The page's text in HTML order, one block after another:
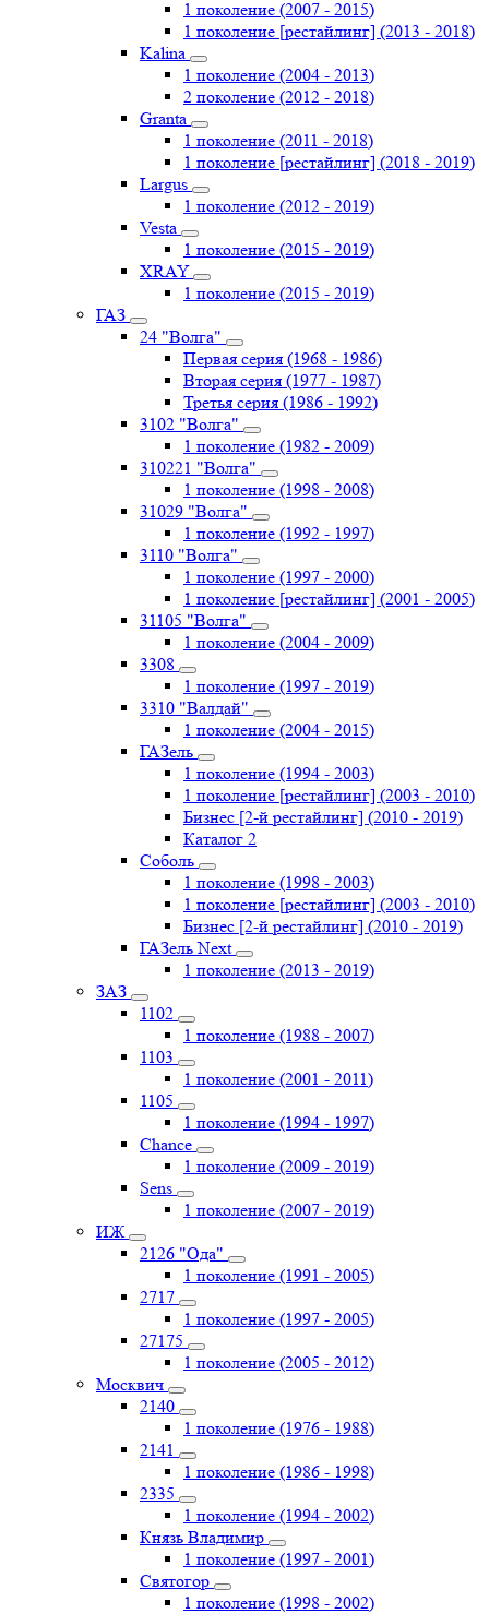
1 поколение (2007 - 2015)
1 поколение [рестайлинг] (2013 - 2018)
Kalina
1 поколение (2004 - 2013)
2 поколение (2012 - 2018)
Granta
1 поколение (2011 - 2018)
1 поколение [рестайлинг] (2018 - 2019)
Largus
1 поколение (2012 - 2019)
Vesta
1 поколение (2015 - 2019)
XRAY
1 поколение (2015 - 2019)
ГАЗ
24 "Волга"
Первая серия (1968 - 1986)
Вторая серия (1977 - 1987)
Третья серия (1986 - 1992)
3102 "Волга"
1 поколение (1982 - 2009)
310221 "Волга"
1 поколение (1998 - 2008)
31029 "Волга"
1 поколение (1992 - 1997)
3110 "Волга"
1 поколение (1997 - 2000)
1 поколение [рестайлинг] (2001 - 2005)
31105 "Волга"
1 поколение (2004 - 2009)
3308
1 поколение (1997 - 2019)
3310 "Валдай"
1 поколение (2004 - 2015)
ГАЗель
1 поколение (1994 - 2003)
1 поколение [рестайлинг] (2003 - 2010)
Бизнес [2-й рестайлинг] (2010 - 2019)
Каталог 2
Соболь
1 поколение (1998 - 2003)
1 поколение [рестайлинг] (2003 - 2010)
Бизнес [2-й рестайлинг] (2010 - 2019)
ГАЗель Next
1 поколение (2013 - 2019)
ЗАЗ
1102
1 поколение (1988 - 2007)
1103
1 поколение (2001 - 2011)
1105
1 поколение (1994 - 1997)
Chance
1 поколение (2009 - 2019)
Sens
1 поколение (2007 - 2019)
ИЖ
2126 "Ода"
1 поколение (1991 - 2005)
2717
1 поколение (1997 - 2005)
27175
1 поколение (2005 - 2012)
Москвич
2140
1 поколение (1976 - 1988)
2141
1 поколение (1986 - 1998)
2335
1 поколение (1994 - 2002)
Князь Владимир
1 поколение (1997 - 2001)
Святогор
1 поколение (1998 - 2002)